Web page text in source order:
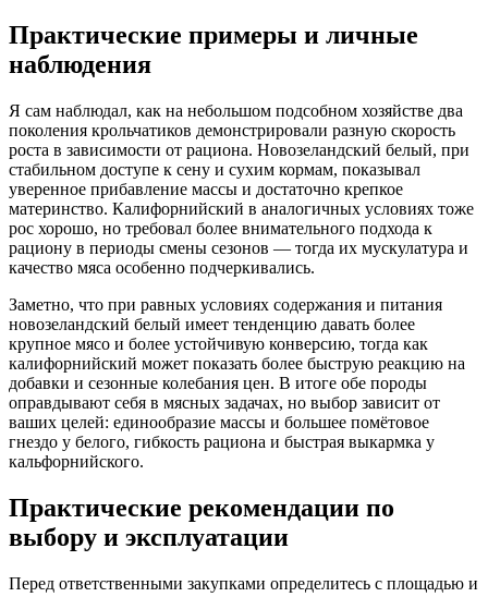
Практические примеры и личные
наблюдения
Я сам наблюдал, как на небольшом подсобном хозяйстве два
поколения крольчатиков демонстрировали разную скорость
роста в зависимости от рациона. Новозеландский белый, при
стабильном доступе к сену и сухим кормам, показывал
уверенное прибавление массы и достаточно крепкое
материнство. Калифорнийский в аналогичных условиях тоже
рос хорошо, но требовал более внимательного подхода к
рациону в периоды смены сезонов — тогда их мускулатура и
качество мяса особенно подчеркивались.
Заметно, что при равных условиях содержания и питания
новозеландский белый имеет тенденцию давать более
крупное мясо и более устойчивую конверсию, тогда как
калифорнийский может показать более быструю реакцию на
добавки и сезонные колебания цен. В итоге обе породы
оправдывают себя в мясных задачах, но выбор зависит от
ваших целей: единообразие массы и большее помётовое
гнездо у белого, гибкость рациона и быстрая выкармка у
кальфорнийского.
Практические рекомендации по
выбору и эксплуатации
Перед ответственными закупками определитесь с площадью и